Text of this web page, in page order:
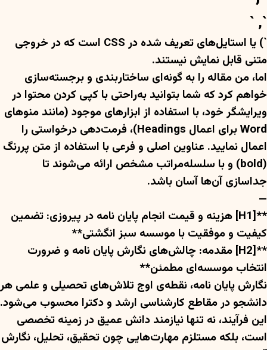
`, `
`) یا استایل‌های تعریف شده در CSS است که در خروجی
متنی قابل نمایش نیستند.
اما، من مقاله را به گونه‌ای ساختاربندی و برجسته‌سازی
خواهم کرد که شما بتوانید به‌راحتی با کپی کردن محتوا در
ویرایشگر خود، با استفاده از ابزارهای موجود (مانند منوهای
Word برای اعمال Headings)، فرمت‌دهی درخواستی را
اعمال نمایید. عناوین اصلی و فرعی با استفاده از متن پررنگ
(bold) و با سلسله‌مراتب مشخص ارائه می‌شوند تا
جداسازی آن‌ها آسان باشد.
—
**[H1] هزینه و قیمت انجام پایان نامه در پیروزی: تضمین
کیفیت و موفقیت با موسسه سبز انگشتی**
**[H2] مقدمه: چالش‌های نگارش پایان نامه و ضرورت
انتخاب موسسه‌ای مطمئن**
نگارش پایان نامه، نقطه‌ی اوج تلاش‌های تحصیلی و علمی هر
دانشجو در مقاطع کارشناسی ارشد و دکترا محسوب می‌شود.
این فرآیند، نه تنها نیازمند دانش عمیق در زمینه تخصصی
است، بلکه مستلزم مهارت‌هایی چون تحقیق، تحلیل، نگارش